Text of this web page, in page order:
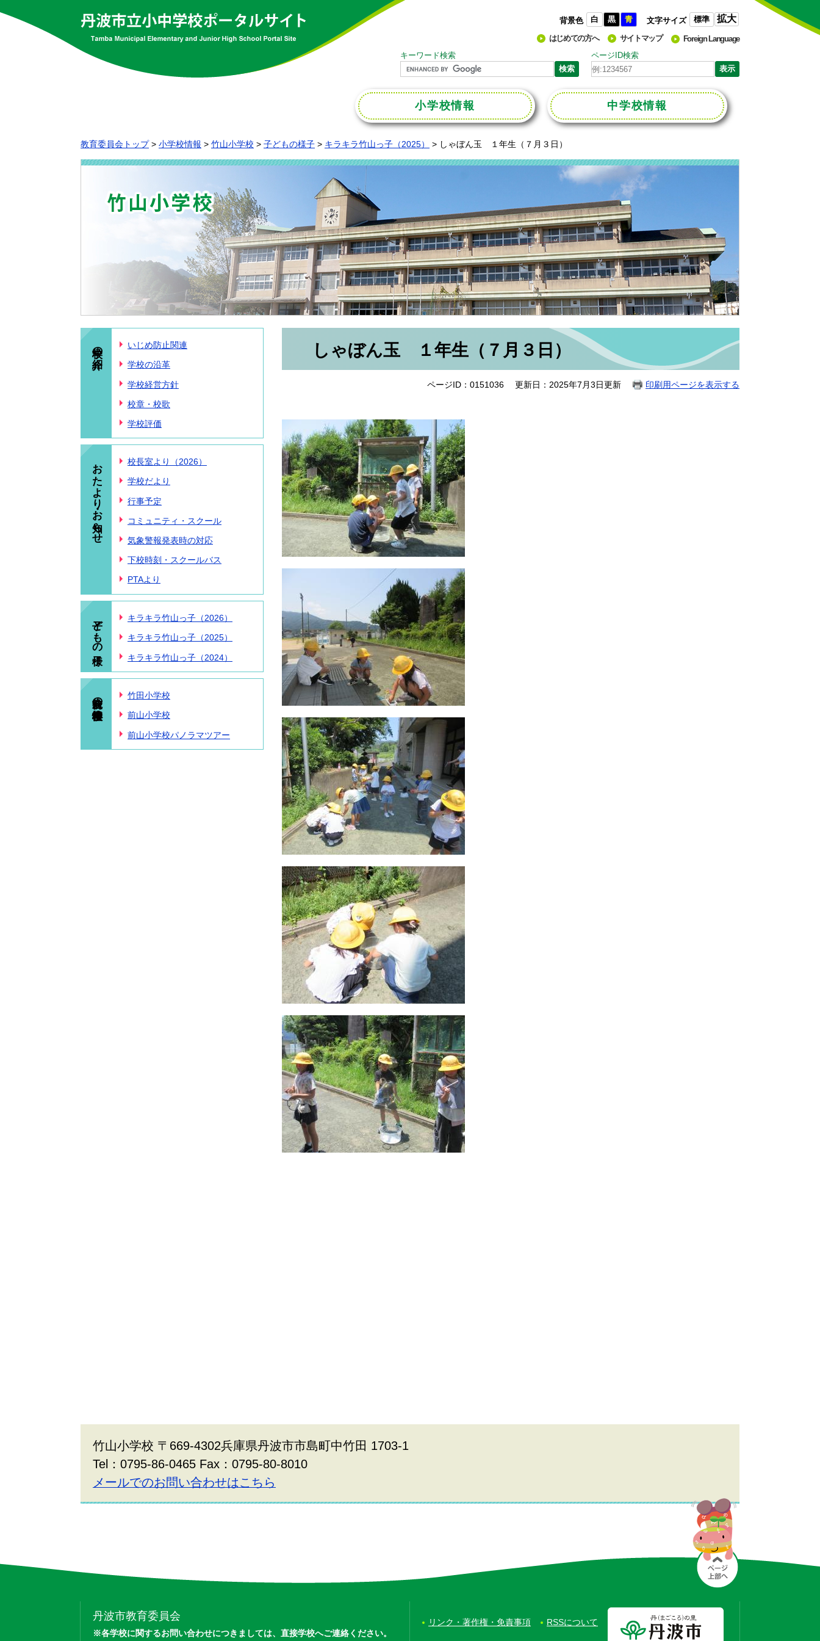
背景色 白 黒 青 文字サイズ 標準 拡大
はじめての方へ サイトマップ
Foreign Language
キーワード検索
ページID検索
小学校情報 中学校情報
教育委員会トップ > 小学校情報 > 竹山小学校 > 子どもの様子 > キラキラ竹山っ子（2025） > しゃぼん玉 １年生（７月３日）
学校の紹介 いじめ防止関連
学校の沿革
学校経営方針
校章・校歌
学校評価
おたより・お知らせ 校長室より（2026）
学校だより
行事予定
コミュニティ・スクール
気象警報発表時の対応
下校時刻・スクールバス
PTAより
子どもの様子 キラキラ竹山っ子（2026）
キラキラ竹山っ子（2025）
キラキラ竹山っ子（2024）
統合前の小学校情報 竹田小学校
前山小学校
前山小学校パノラマツアー
しゃぼん玉 １年生（７月３日）
ページID：0151036 更新日：2025年7月3日更新 印刷用ページを表示する
竹山小学校 〒669-4302兵庫県丹波市市島町中竹田 1703-1
Tel：0795-86-0465 Fax：0795-80-8010
メールでのお問い合わせはこちら
丹波市教育委員会
※各学校に関するお問い合わせにつきましては、 直接学校へご連絡ください。
リンク・著作権・免責事項 RSSについて